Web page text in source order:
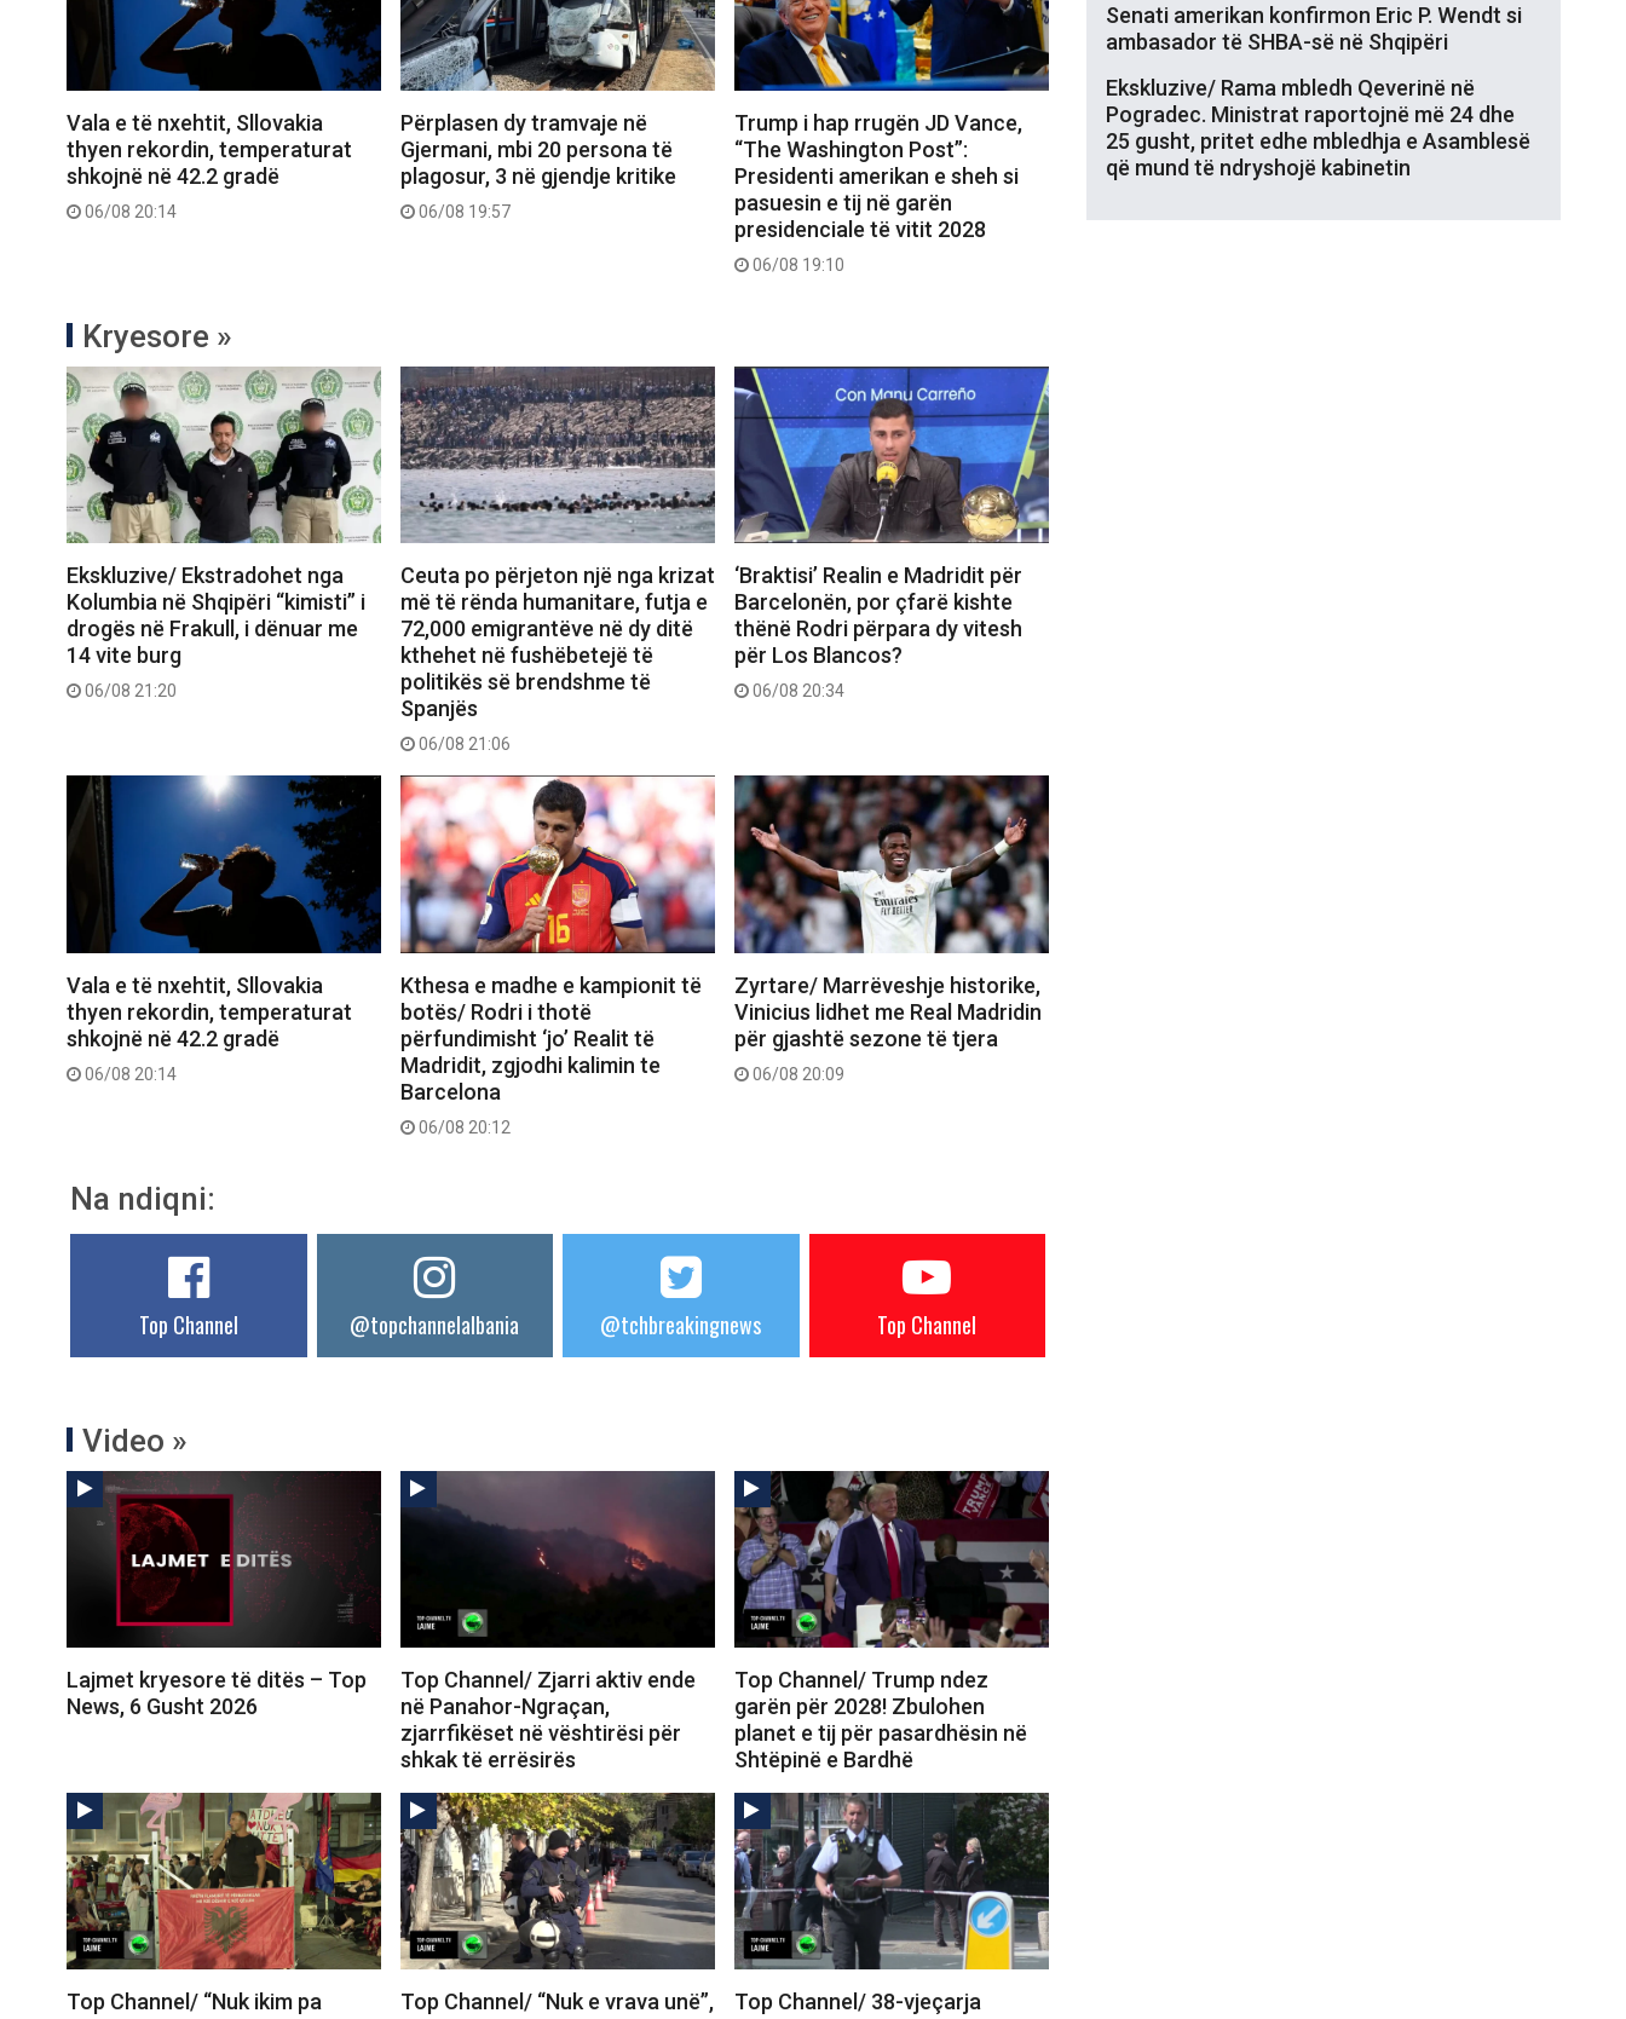
Vala e të nxehtit, Sllovakia
thyen rekordin, temperaturat
shkojnë në 42.2 gradë
06/08 20:14
Përplasen dy tramvaje në
Gjermani, mbi 20 persona të
plagosur, 3 në gjendje kritike
06/08 19:57
Trump i hap rrugën JD Vance,
“The Washington Post”:
Presidenti amerikan e sheh si
pasuesin e tij në garën
presidenciale të vitit 2028
06/08 19:10
Kryesore »
Ekskluzive/ Ekstradohet nga
Kolumbia në Shqipëri “kimisti” i
drogës në Frakull, i dënuar me
14 vite burg
06/08 21:20
Ceuta po përjeton një nga krizat
më të rënda humanitare, futja e
72,000 emigrantëve në dy ditë
kthehet në fushëbetejë të
politikës së brendshme të
Spanjës
06/08 21:06
‘Braktisi’ Realin e Madridit për
Barcelonën, por çfarë kishte
thënë Rodri përpara dy vitesh
për Los Blancos?
06/08 20:34
Vala e të nxehtit, Sllovakia
thyen rekordin, temperaturat
shkojnë në 42.2 gradë
06/08 20:14
Kthesa e madhe e kampionit të
botës/ Rodri i thotë
përfundimisht ‘jo’ Realit të
Madridit, zgjodhi kalimin te
Barcelona
06/08 20:12
Zyrtare/ Marrëveshje historike,
Vinicius lidhet me Real Madridin
për gjashtë sezone të tjera
06/08 20:09
Na ndiqni:
Top Channel @topchannelalbania @tchbreakingnews Top Channel
Video »
Lajmet kryesore të ditës – Top
News, 6 Gusht 2026
Top Channel/ Zjarri aktiv ende
në Panahor-Ngraçan,
zjarrfikëset në vështirësi për
shkak të errësirës
Top Channel/ Trump ndez
garën për 2028! Zbulohen
planet e tij për pasardhësin në
Shtëpinë e Bardhë
Top Channel/ “Nuk ikim pa
Top Channel/ “Nuk e vrava unë”,
Top Channel/ 38-vjeçarja
Senati amerikan konfirmon Eric P. Wendt si
ambasador të SHBA-së në Shqipëri
Ekskluzive/ Rama mbledh Qeverinë në
Pogradec. Ministrat raportojnë më 24 dhe
25 gusht, pritet edhe mbledhja e Asamblesë
që mund të ndryshojë kabinetin